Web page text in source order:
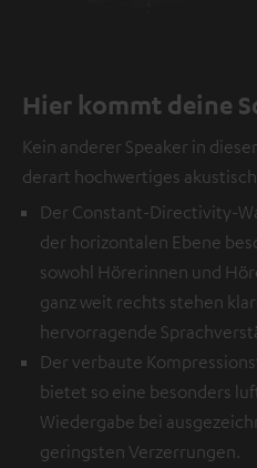
Hier kommt deine
Kein anderer Speaker in
derart hochwertiges
Der Constant-Directivity-
der horizontalen Ebene
sowohl Hörerinnen und
ganz weit rechts stehen
hervorragende
Der verbaute
bietet so eine besonders
Wiedergabe bei
geringsten Verzerrungen.